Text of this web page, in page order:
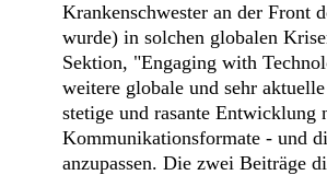
Krankenschwester an der Front
wurde) in solchen globalen
Sektion, "Engaging with
weitere globale und sehr
stetige und rasante Entwicklung
Kommunikationsformate - und
anzupassen. Die zwei Beiträge